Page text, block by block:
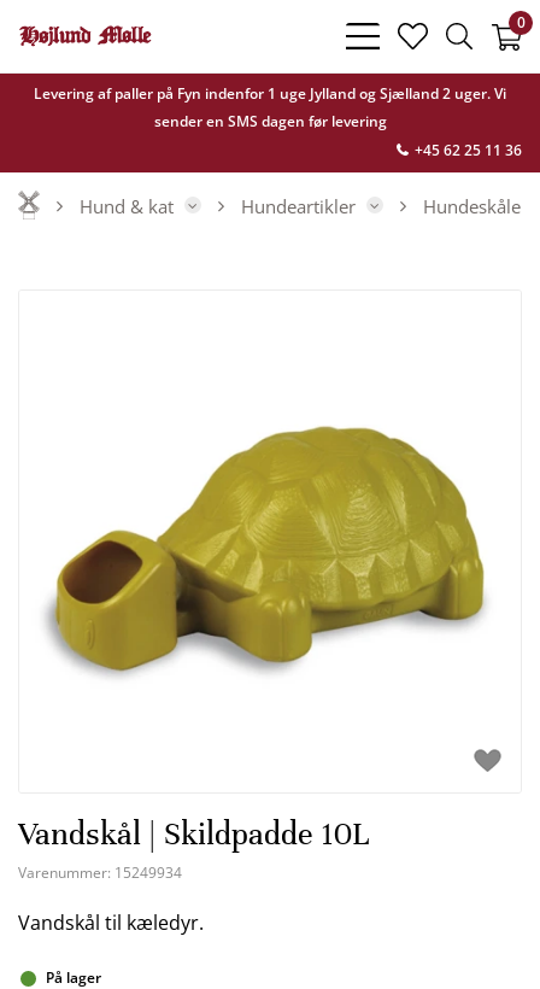
Levering af paller på Fyn indenfor 1 uge Jylland og Sjælland 2 uger. Vi
sender en SMS dagen før levering
+45 62 25 11 36
bars
light
heart
light
search
light
0
Hund & kat Hundeartikler Hundeskåle
Vandskål | Skildpadde 10L
Varenummer: 15249934
Vandskål til kæledyr.
På lager